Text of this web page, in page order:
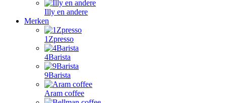
Illy en andere
Merken
1Zpresso
4Barista
9Barista
Aram coffee